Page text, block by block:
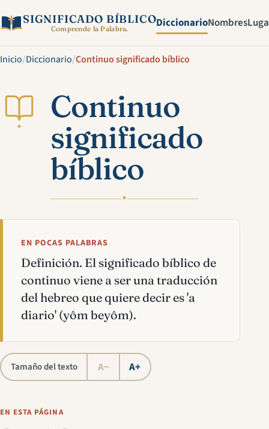
SIGNIFICADO BÍBLICO
Comprende la Palabra. DiccionarioNombres
Inicio/Diccionario/Continuo significado bíblico
✦
Continuo
significado
bíblico
✦
EN POCAS PALABRAS
Definición. El significado bíblico de
continuo viene a ser una traducción
del hebreo que quiere decir es 'a
diario' (yôm beyôm).
Tamaño del texto A− A+
EN ESTA PÁGINA